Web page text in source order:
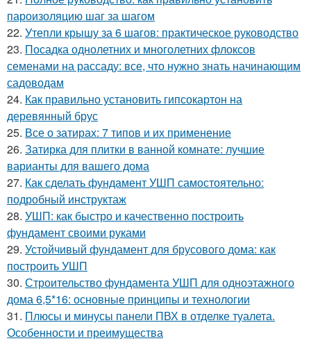
пароизоляцию шаг за шагом
22. Утепли крышу за 6 шагов: практическое руководство
23. Посадка однолетних и многолетних флоксов
семенами на рассаду: все, что нужно знать начинающим
садоводам
24. Как правильно установить гипсокартон на
деревянный брус
25. Все о затирах: 7 типов и их применение
26. Затирка для плитки в ванной комнате: лучшие
варианты для вашего дома
27. Как сделать фундамент УШП самостоятельно:
подробный инструктаж
28. УШП: как быстро и качественно построить
фундамент своими руками
29. Устойчивый фундамент для брусового дома: как
построить УШП
30. Строительство фундамента УШП для одноэтажного
дома 6,5*16: основные принципы и технологии
31. Плюсы и минусы панели ПВХ в отделке туалета.
Особенности и преимущества